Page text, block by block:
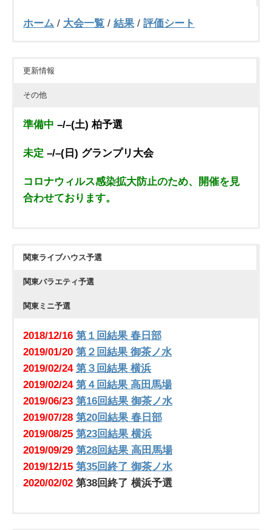
ホーム / 大会一覧 / 結果 / 評価シート
更新情報
その他
準備中 –/–(土) 柏予選
未定 –/–(日) グランプリ大会
コロナウィルス感染拡大防止のため、開催を見
合わせております。
・主催者紹介
・テレビ番組の出場者募集情報
・全国のカラオケ大会情報等
関東ライブハウス予選
関東バラエティ予選
関東ミニ予選
2018/12/16 第１回結果 春日部
2019/01/20 第２回結果 御茶ノ水
2019/02/24 第３回結果 横浜
2019/02/24 第４回結果 高田馬場
2019/06/23 第16回結果 御茶ノ水
2019/07/28 第20回結果 春日部
2019/08/25 第23回結果 横浜
2019/09/29 第28回結果 高田馬場
2019/12/15 第35回終了 御茶ノ水
2020/02/02 第38回終了 横浜予選